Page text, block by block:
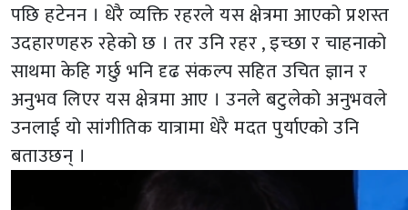
पछि हटेनन । धेरै व्यक्ति रहरले यस क्षेत्रमा आएको प्रशस्त
उदहारणहरु रहेको छ । तर उनि रहर , इच्छा र चाहनाको
साथमा केहि गर्छु भनि दृढ संकल्प सहित उचित ज्ञान र
अनुभव लिएर यस क्षेत्रमा आए । उनले बटुलेको अनुभवले
उनलाई यो सांगीतिक यात्रामा धेरै मदत पुर्याएको उनि
बताउछन् ।